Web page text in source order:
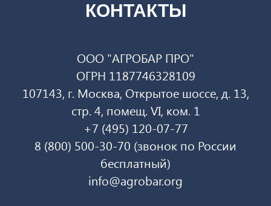
КОНТАКТЫ
ООО "АГРОБАР ПРО"
ОГРН 1187746328109
107143, г. Москва, Открытое шоссе, д. 13,
стр. 4, помещ. VI, ком. 1
+7 (495) 120-07-77
8 (800) 500-30-70 (звонок по России
бесплатный)
info@agrobar.org